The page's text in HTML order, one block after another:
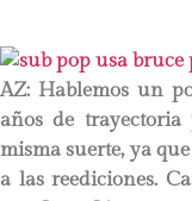
AZ: Hablemos un
años de
misma suerte, ya
a las reediciones.